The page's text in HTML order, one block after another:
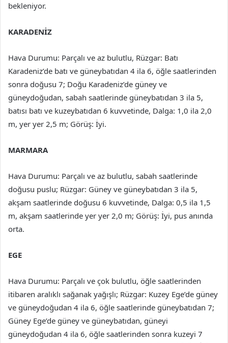
bekleniyor.
KARADENİZ
Hava Durumu: Parçalı ve az bulutlu, Rüzgar: Batı
Karadeniz’de batı ve güneybatıdan 4 ila 6, öğle saatlerinden
sonra doğusu 7; Doğu Karadeniz’de güney ve
güneydoğudan, sabah saatlerinde güneybatıdan 3 ila 5,
batısı batı ve kuzeybatıdan 6 kuvvetinde, Dalga: 1,0 ila 2,0
m, yer yer 2,5 m; Görüş: İyi.
MARMARA
Hava Durumu: Parçalı ve az bulutlu, sabah saatlerinde
doğusu puslu; Rüzgar: Güney ve güneybatıdan 3 ila 5,
akşam saatlerinde doğusu 6 kuvvetinde, Dalga: 0,5 ila 1,5
m, akşam saatlerinde yer yer 2,0 m; Görüş: İyi, pus anında
orta.
EGE
Hava Durumu: Parçalı ve çok bulutlu, öğle saatlerinden
itibaren aralıklı sağanak yağışlı; Rüzgar: Kuzey Ege’de güney
ve güneydoğudan 4 ila 6, öğle saatlerinde güneybatıdan 7;
Güney Ege’de güney ve güneybatıdan, güneyi
güneydoğudan 4 ila 6, öğle saatlerinden sonra kuzeyi 7